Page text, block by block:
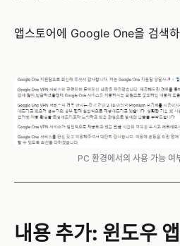
앱스토어에 Google One을 검색
PC 환경에서의 사용 가능 여
내용 추가: 윈도우 앱